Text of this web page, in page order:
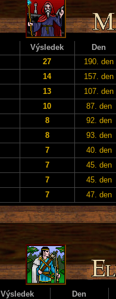
Výsledek
Den
27
190. den
14
157. den
13
107. den
10
87. den
8
92. den
8
93. den
7
40. den
7
45. den
7
45. den
7 47. den
Výsledek
Den